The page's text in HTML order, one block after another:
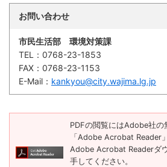
お問い合わせ
市民生活部 環境対策課
TEL： 0768-23-1853
FAX： 0768-23-1153
E-Mail： kankyou@city.wajima.lg.jp
PDFの閲覧にはAdobe社の
「Adobe Acrobat Reader
Adobe Acrobat Readerダ
手してください。